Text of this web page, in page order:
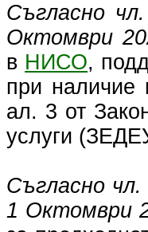
Съгласно
Октомври
в НИСО,
при наличие
ал. 3 от
услуги
Съгласно
1 Октомври